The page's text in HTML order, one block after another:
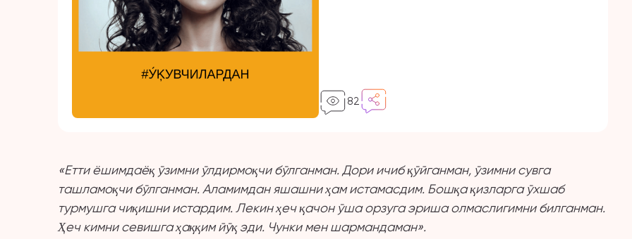
82
«Еттиёшимдаёқ ўзимни ўлдирмоқчи бўлганман. Дори ичиб қўйганман, ўзимни сувга
ташламоқчи бўлганман. Аламимдан яшашни ҳам истамасдим. Бошқа қизларга ўхшаб
турмушга чиқишни истардим. Лекин ҳеч қачон ўша орзуга эриша олмаслигимни билганман.
Ҳеч кимни севишга ҳаққим йўқ эди. Чунки мен шармандаман».